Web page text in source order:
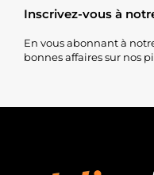
Inscrivez-vous à
En vous abonnant à
bonnes affaires sur nos